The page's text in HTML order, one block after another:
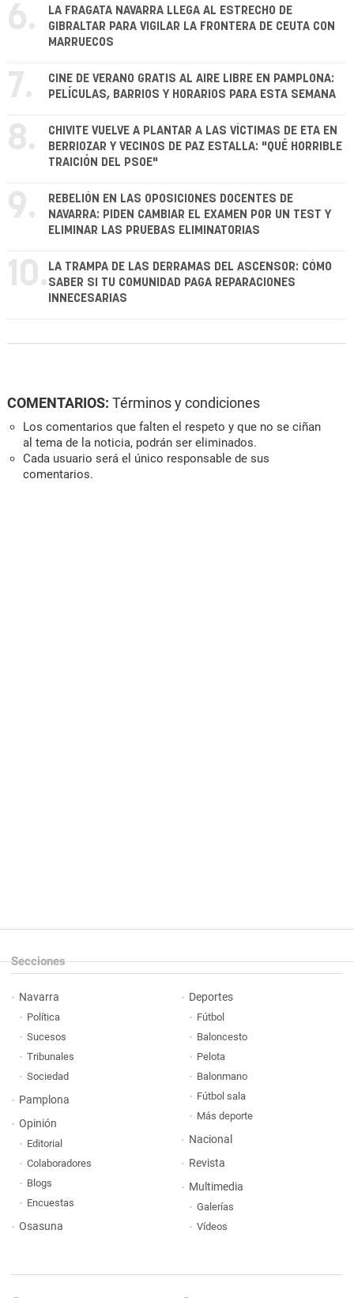
6.
LA FRAGATA NAVARRA LLEGA AL ESTRECHO DE
GIBRALTAR PARA VIGILAR LA FRONTERA DE CEUTA CON
MARRUECOS
7.
CINE DE VERANO GRATIS AL AIRE LIBRE EN PAMPLONA:
PELÍCULAS, BARRIOS Y HORARIOS PARA ESTA SEMANA
8.
CHIVITE VUELVE A PLANTAR A LAS VÍCTIMAS DE ETA EN
BERRIOZAR Y VECINOS DE PAZ ESTALLA: "QUÉ HORRIBLE
TRAICIÓN DEL PSOE"
9.
REBELIÓN EN LAS OPOSICIONES DOCENTES DE
NAVARRA: PIDEN CAMBIAR EL EXAMEN POR UN TEST Y
ELIMINAR LAS PRUEBAS ELIMINATORIAS
10. LA TRAMPA DE LAS DERRAMAS DEL ASCENSOR: CÓMO
SABER SI TU COMUNIDAD PAGA REPARACIONES
INNECESARIAS
COMENTARIOS: Términos y condiciones
Los comentarios que falten el respeto y que no se ciñan
al tema de la noticia, podrán ser eliminados.
Cada usuario será el único responsable de sus
comentarios.
Secciones
Navarra
Política
Sucesos
Tribunales
Sociedad
Pamplona
Opinión
Editorial
Colaboradores
Blogs
Encuestas
Osasuna
Deportes
Fútbol
Baloncesto
Pelota
Balonmano
Fútbol sala
Más deporte
Nacional
Revista
Multimedia
Galerías
Vídeos